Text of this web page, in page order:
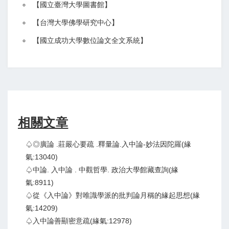
【 國立臺灣大學圖書館】
【台灣大學佛學研究中心】
【 國立成功大學數位論文全文系統】
相關文章
♤◎廣論 .莊嚴心要疏 .釋量論.入中論-妙法因陀羅(緣
氣:13040)
♤中論. 入中論 . 中觀哲學. 政治大學館藏查詢(緣
氣:8911)
♤從《入中論》對唯識學派的批判論月稱的緣起思想(緣
氣:14209)
♤入中論善顯密意疏(緣氣:12978)